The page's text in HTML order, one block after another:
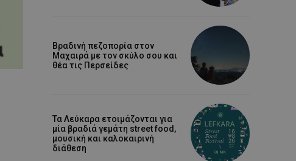
Βραδινή πεζοπορία στον
Μαχαιρά με τον σκύλο σου και
θέα τις Περσείδες
Τα Λεύκαρα ετοιμάζονται για
μία βραδιά γεμάτη street food,
μουσική και καλοκαιρινή
διάθεση